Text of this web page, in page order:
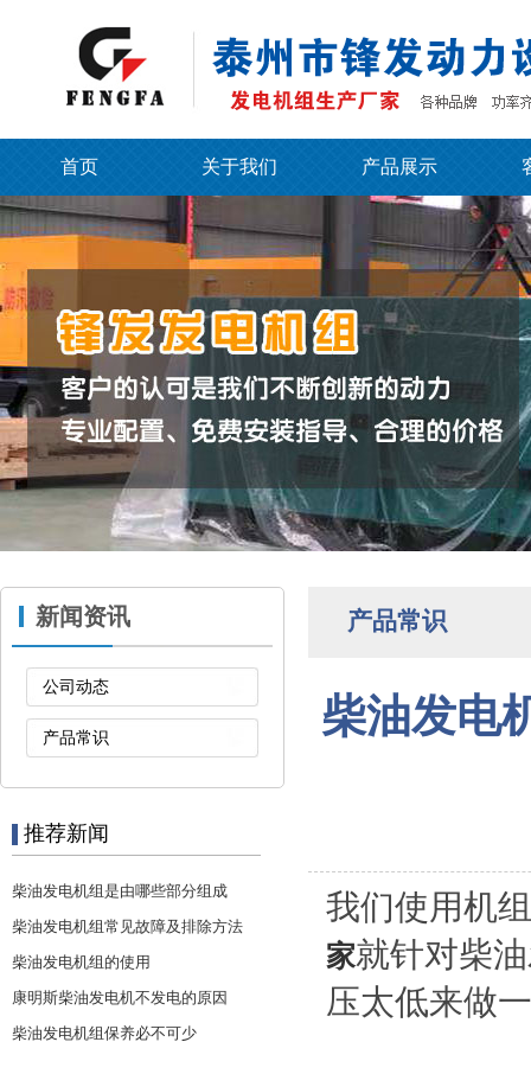
首页 关于我们 产品展示
新闻资讯
公司动态
产品常识
推荐新闻
柴油发电机组是由哪些部分组成
柴油发电机组常见故障及排除方法
柴油发电机组的使用
康明斯柴油发电机不发电的原因
柴油发电机组保养必不可少
产品常识
柴油发电
我们使用机
家就针对柴
压太低来做